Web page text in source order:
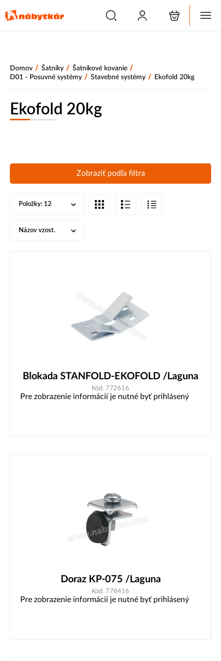
Domov / Šatníky / Šatníkové kovanie /
D01 - Posuvné systémy / Stavebné systémy / Ekofold 20kg
Ekofold 20kg
Zobraziť podľa filtra
Položky: 12
Názov vzost.
Blokada STANFOLD-EKOFOLD /Laguna
Kód: 772616
Pre zobrazenie informácií je nutné byť prihlásený
Doraz KP-075 /Laguna
Kód: 778416
Pre zobrazenie informácií je nutné byť prihlásený